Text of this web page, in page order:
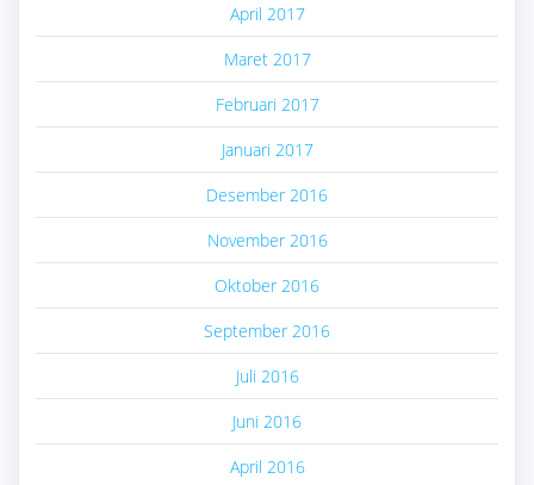
April 2017
Maret 2017
Februari 2017
Januari 2017
Desember 2016
November 2016
Oktober 2016
September 2016
Juli 2016
Juni 2016
April 2016